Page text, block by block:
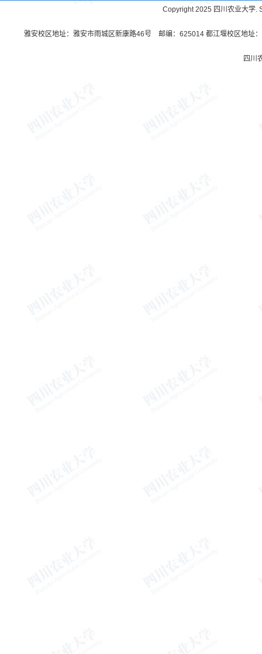
Copyright 2025 四川农业大学.
雅安校区地址：雅安市雨城区新康路46号 邮编：625014 都江堰校区地址
四川